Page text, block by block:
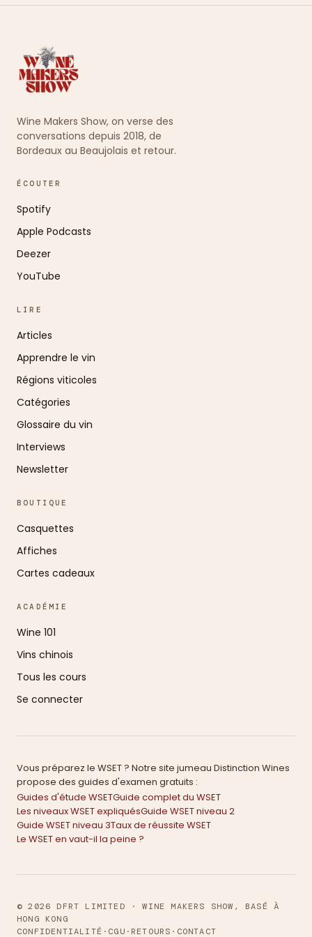
Wine Makers Show, on verse des
conversations depuis 2018, de
Bordeaux au Beaujolais et retour.
ÉCOUTER
Spotify
Apple Podcasts
Deezer
YouTube
LIRE
Articles
Apprendre le vin
Régions viticoles
Catégories
Glossaire du vin
Interviews
Newsletter
BOUTIQUE
Casquettes
Affiches
Cartes cadeaux
ACADÉMIE
Wine 101
Vins chinois
Tous les cours
Se connecter
Vous préparez le WSET ? Notre site jumeau Distinction Wines
propose des guides d'examen gratuits :
Guides d'étude WSETGuide complet du WSET
Les niveaux WSET expliquésGuide WSET niveau 2
Guide WSET niveau 3Taux de réussite WSET
Le WSET en vaut-il la peine ?
© 2026 DFRT LIMITED · WINE MAKERS SHOW, BASÉ À
HONG KONG
CONFIDENTIALITÉ · CGU · RETOURS · CONTACT